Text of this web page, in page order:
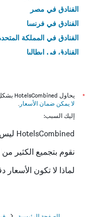
الفنادق في مصر
الفنادق في فرنسا
الفنادق في المملكة
الفنادق في إيطاليا
*
يحاول HotelsCombined بشكل دائم الحصول على الأسعار الدقيقة، ولكن
لا يمكن ضمان الأسعار .
إليك السبب:
HotelsCombined ليس البائع
نقوم بتجميع الكثير من
لماذا لا تكون الأسعار